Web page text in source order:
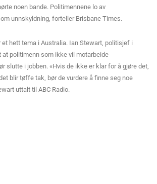
noen bande. Politimennene lo av
unnskyldning, forteller Brisbane Times.
hett tema i Australia. Ian Stewart, politisjef i
at politimenn som ikke vil motarbeide
slutte i jobben. «Hvis de ikke er klar for å gjøre det,
blir tøffe tak, bør de vurdere å finne seg noe
uttalt til ABC Radio.